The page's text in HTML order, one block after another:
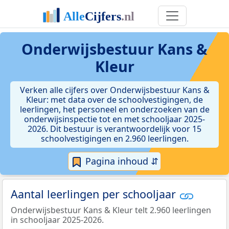
Onderwijsbestuur Kans &
Kleur
Verken alle cijfers over Onderwijsbestuur Kans &
Kleur: met data over de schoolvestigingen, de
leerlingen, het personeel en onderzoeken van de
onderwijsinspectie tot en met schooljaar 2025-
2026. Dit bestuur is verantwoordelijk voor 15
schoolvestigingen en 2.960 leerlingen.
Pagina inhoud ⇵
Aantal leerlingen per schooljaar
Onderwijsbestuur Kans & Kleur telt 2.960 leerlingen
in schooljaar 2025-2026.